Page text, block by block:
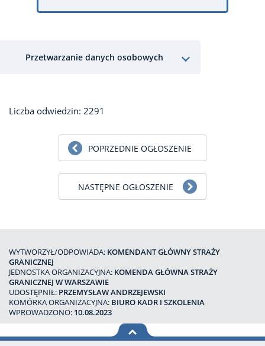
Przetwarzanie danych osobowych
Liczba odwiedzin: 2291
POPRZEDNIE OGŁOSZENIE
NASTĘPNE OGŁOSZENIE
WYTWORZYŁ/ODPOWIADA: KOMENDANT GŁÓWNY STRAŻY
GRANICZNEJ
JEDNOSTKA ORGANIZACYJNA: KOMENDA GŁÓWNA STRAŻY
GRANICZNEJ W WARSZAWIE
UDOSTĘPNIŁ: PRZEMYSŁAW ANDRZEJEWSKI
KOMÓRKA ORGANIZACYJNA: BIURO KADR I SZKOLENIA
WPROWADZONO: 10.08.2023
na górę